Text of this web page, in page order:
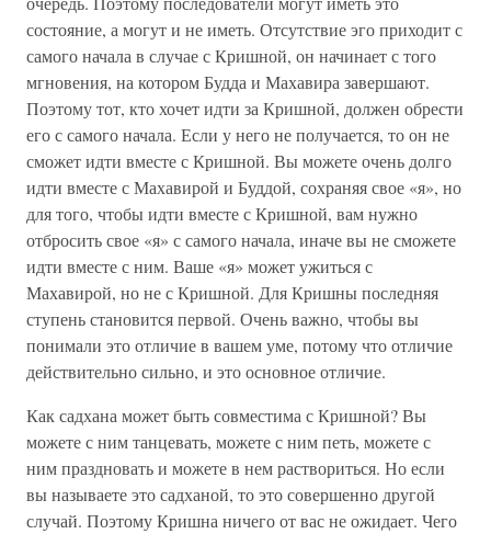
состояние, а могут и не иметь. Отсутствие эго приходит с
самого начала в случае с Кришной, он начинает с того
мгновения, на котором Будда и Махавира завершают.
Поэтому тот, кто хочет идти за Кришной, должен обрести
его с самого начала. Если у него не получается, то он не
сможет идти вместе с Кришной. Вы можете очень долго
идти вместе с Махавирой и Буддой, сохраняя свое «я», но
для того, чтобы идти вместе с Кришной, вам нужно
отбросить свое «я» с самого начала, иначе вы не сможете
идти вместе с ним. Ваше «я» может ужиться с
Махавирой, но не с Кришной. Для Кришны последняя
ступень становится первой. Очень важно, чтобы вы
понимали это отличие в вашем уме, потому что отличие
действительно сильно, и это основное отличие.
Как садхана может быть совместима с Кришной? Вы
можете с ним танцевать, можете с ним петь, можете с
ним праздновать и можете в нем раствориться. Но если
вы называете это садханой, то это совершенно другой
случай. Поэтому Кришна ничего от вас не ожидает. Чего